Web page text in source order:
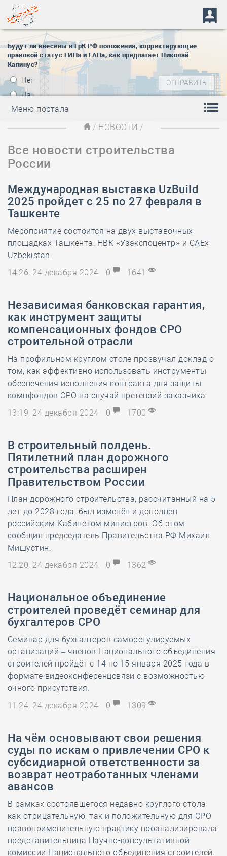
Будут ли внесены в ГрК РФ положения, корректирующие
правовой статус ГИПа и ГАПа, как предлагает Николай
Капинус?
Нет
Да
Меню портала
/ НОВОСТИ /
Все новости строительства
России
Международная выставка UzBuild
2025 пройдет с 25 по 27 февраля в
Ташкенте
Мероприятие состоится на двух выставочных
площадках Ташкента: НВК «Узэкспоцентр» и CAEx
Uzbekistan.
14:26, 24 декабря 2024
0 1641
Независимая банковская гарантия,
как инструмент защиты
компенсационных фондов СРО
строительной отрасли
На профильном круглом столе прозвучал доклад о
том, как эффективно использовать инструменты
обеспечения исполнения контракта для защиты
компфондов СРО на случай претензий заказчика.
13:19, 24 декабря 2024
0 1700
В строительный полдень.
Пятилетний план дорожного
строительства расширен
Правительством России
План дорожного строительства, рассчитанный на 5
лет до 2028 года, был изменён и дополнен
российским Кабинетом министров. Об этом
сообщил председатель Правительства РФ Михаил
Мишустин.
12:20, 24 декабря 2024
0 1362
Национальное объединение
строителей проведёт семинар для
бухгалтеров СРО
Семинар для бухгалтеров саморегулируемых
организаций – членов Национального объединения
строителей пройдёт с 14 по 15 января 2025 года в
формате видеоконференцсвязи с возможностью
очного присутствия.
11:24, 24 декабря 2024
0 1309
На чём основывают свои решения
суды по искам о привлечении СРО к
субсидиарной ответственности за
возврат неотработанных членами
авансов
В рамках состоявшегося недавно круглого стола
как отрицательную, так и положительную для СРО
правоприменительную практику проанализировала
представительница Научно-консультативной
комиссии Национального объединения строителей.